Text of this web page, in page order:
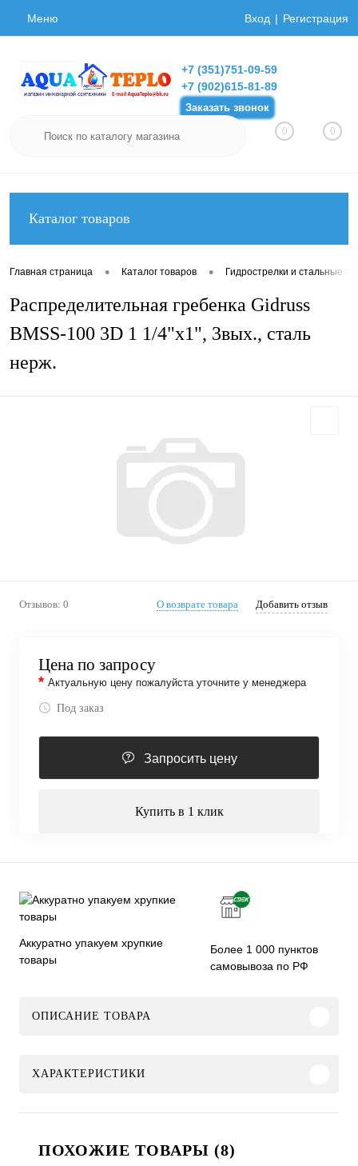
Меню Вход Регистрация
+7 (351)751-09-59
+7 (902)615-81-89
Заказать звонок
0 0
Каталог товаров
Главная страница • Каталог товаров • Гидрострелки и стальные
Распределительная гребенка Gidruss
BMSS-100 3D 1 1/4"х1", 3вых., сталь
нерж.
Отзывов: 0 О возврате товара Добавить отзыв
Цена по запросу
* Актуальную цену пожалуйста уточните у менеджера
Под заказ
Запросить цену
Купить в 1 клик
Аккуратно упакуем хрупкие
товары
Более 1 000 пунктов
самовывоза по РФ
ОПИСАНИЕ ТОВАРА
ХАРАКТЕРИСТИКИ
ПОХОЖИЕ ТОВАРЫ (8)